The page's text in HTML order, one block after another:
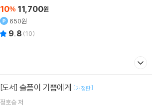
10% 11,700원
650원
9.8 (10)
[도서] 슬픔이 기쁨에게 [개정판]
정호승저